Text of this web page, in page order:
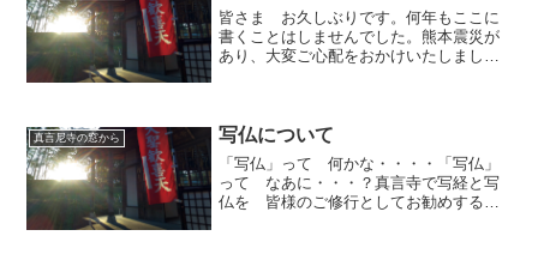
皆さま お久しぶりです。何年もここに
書くことはしませんでした。熊本震災が
あり、大変ご心配をおかけいたしまし
す。真言寺の住職の祈りに対...
真言尼寺の窓から 写仏について
「写仏」って 何かな・・・・「写仏」
って なあに・・・？真言寺で写経と写
仏を 皆様のご修行としてお勧めするよ